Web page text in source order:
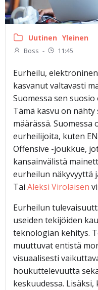
Uutinen Yleinen
Boss - 11:45
Eurheilu,
kasvanut valtavasti
Suomessa sen
Tämä kasvu on
määrässä.
eurheilijoita, kuten
Offensive -joukkue,
kansainvälistä
eurheilun näkyvyyttä
Tai Aleksi Virolaisen
Eurheilun
useiden tekijöiden
teknologian kehitys.
muuttuvat entistä
visuaalisesti
houkuttelevuutta
keskuudessa.